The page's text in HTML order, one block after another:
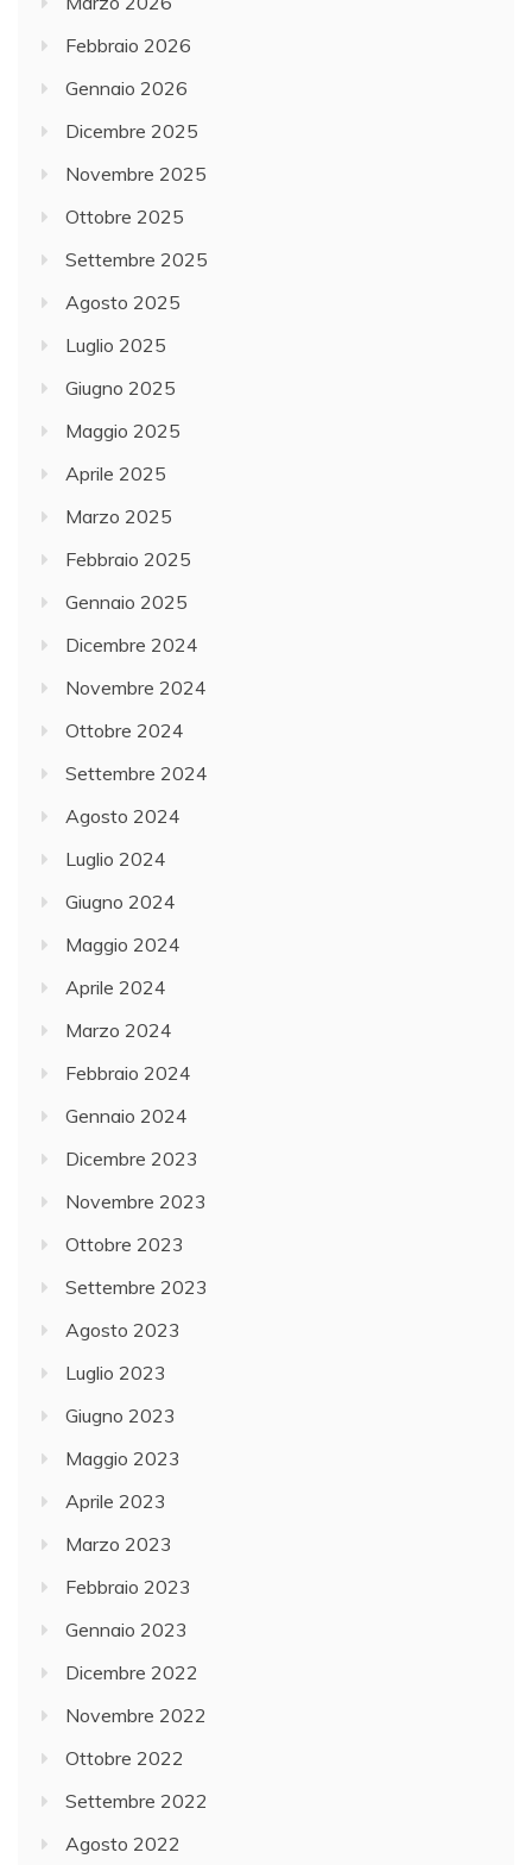
Febbraio 2026
Gennaio 2026
Dicembre 2025
Novembre 2025
Ottobre 2025
Settembre 2025
Agosto 2025
Luglio 2025
Giugno 2025
Maggio 2025
Aprile 2025
Marzo 2025
Febbraio 2025
Gennaio 2025
Dicembre 2024
Novembre 2024
Ottobre 2024
Settembre 2024
Agosto 2024
Luglio 2024
Giugno 2024
Maggio 2024
Aprile 2024
Marzo 2024
Febbraio 2024
Gennaio 2024
Dicembre 2023
Novembre 2023
Ottobre 2023
Settembre 2023
Agosto 2023
Luglio 2023
Giugno 2023
Maggio 2023
Aprile 2023
Marzo 2023
Febbraio 2023
Gennaio 2023
Dicembre 2022
Novembre 2022
Ottobre 2022
Settembre 2022
Agosto 2022